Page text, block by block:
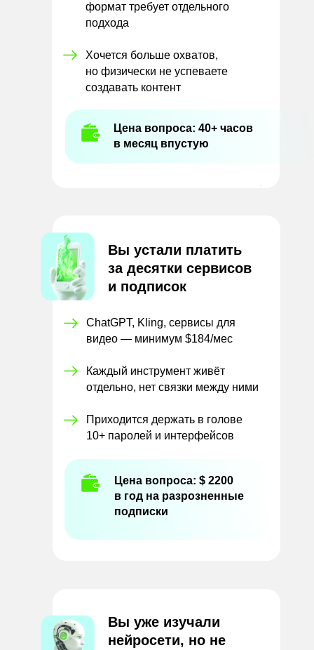
Вы устали платить
за десятки сервисов
и подписок
ChatGPT, Kling, сервисы для
видео — минимум $184/мес
Каждый инструмент живёт
отдельно, нет связки между ними
Приходится держать в голове
10+ паролей и интерфейсов
Вы уже изучали
нейросети, но не
формат требует отдельного
подхода
Хочется больше охватов,
но физически не успеваете
создавать контент
Цена вопроса: 40+ часов
в месяц впустую
Цена вопроса: $ 2200
в год на разрозненные
подписки